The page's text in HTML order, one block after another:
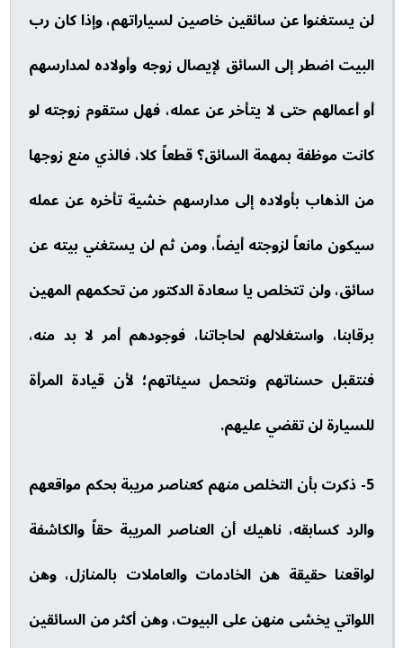
لن يستغنوا عن سائقين خاصين لسياراتهم، وإذا كان رب
البيت اضطر إلى السائق لإيصال زوجه وأولاده لمدارسهم
أو أعمالهم حتى لا يتأخر عن عمله، فهل ستقوم زوجته لو
كانت موظفة بمهمة السائق؟ قطعاً كلا، فالذي منع زوجها
من الذهاب بأولاده إلى مدارسهم خشية تأخره عن عمله
سيكون مانعاً لزوجته أيضاً، ومن ثم لن يستغني بيته عن
سائق، ولن تتخلص يا سعادة الدكتور من تحكمهم المهين
برقابنا، واستغلالهم لحاجاتنا، فوجودهم أمر لا بد منه،
فنتقبل حسناتهم ونتحمل سيئاتهم؛ لأن قيادة المرأة
للسيارة لن تقضي عليهم.
5- ذكرت بأن التخلص منهم كعناصر مريبة بحكم مواقعهم
والرد كسابقه، ناهيك أن العناصر المريبة حقاً والكاشفة
لواقعنا حقيقة هن الخادمات والعاملات بالمنازل، وهن
اللواتي يخشى منهن على البيوت، وهن أكثر من السائقين